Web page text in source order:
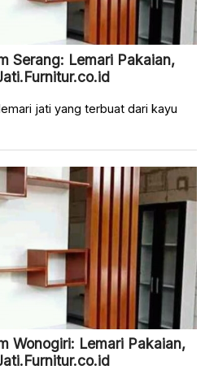
Serang: Lemari Pakaian,
jati yang terbuat dari kayu
Wonogiri: Lemari Pakaian,